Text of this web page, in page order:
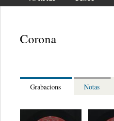
Corona
Grabacions Notas